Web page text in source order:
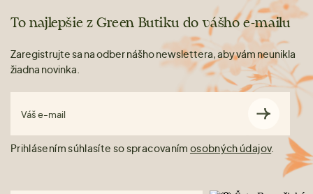
To najlepšie z Green Butiku do vášho e-mailu
Zaregistrujte sa na odber nášho newslettera, aby vám neunikla
žiadna novinka.
Váš e-mail
Prihlásením súhlasíte so spracovaním osobných údajov.